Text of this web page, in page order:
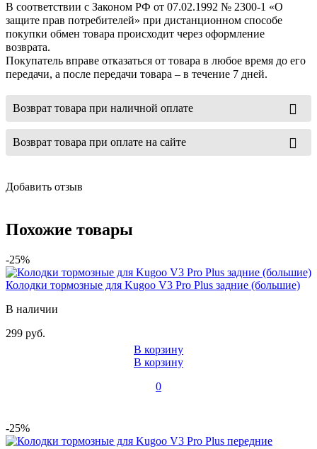
В соответствии с Законом РФ от 07.02.1992 № 2300-1 «О
защите прав потребителей» при дистанционном способе
покупки обмен товара происходит через оформление
возврата.
Покупатель вправе отказаться от товара в любое время до его
передачи, а после передачи товара – в течение 7 дней.
Возврат товара при наличной оплате
Возврат товара при оплате на сайте
Добавить отзыв
Похожие товары
-25%
Колодки тормозные для Kugoo V3 Pro Plus задние (большие)
В наличии
299 руб.
В корзину
В корзину
0
-25%